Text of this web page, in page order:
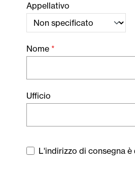
Appellativo
Nome *
Ufficio
L'indirizzo di consegna